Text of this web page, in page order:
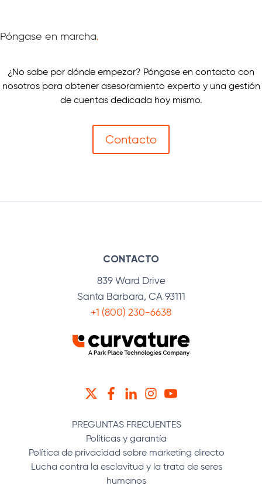
Póngase en marcha.
¿No sabe por dónde empezar? Póngase en contacto con
nosotros para obtener asesoramiento experto y una gestión
de cuentas dedicada hoy mismo.
Contacto
CONTACTO
839 Ward Drive
Santa Barbara, CA 93111
+1 (800) 230-6638
TWITTERFACEBOOK
LINKEDININSTAGRAM
YOUTUBE
PREGUNTAS FRECUENTES
Políticas y garantía
Política de privacidad sobre marketing directo
Lucha contra la esclavitud y la trata de seres
humanos